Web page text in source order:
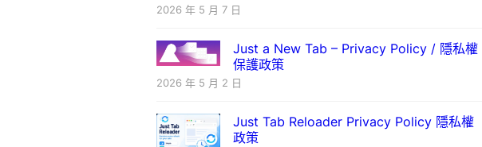
2026 年 5 月 7 日
Just a New Tab – Privacy Policy / 隱私權
保護政策
2026 年 5 月 2 日
Just Tab Reloader Privacy Policy 隱私權
政策